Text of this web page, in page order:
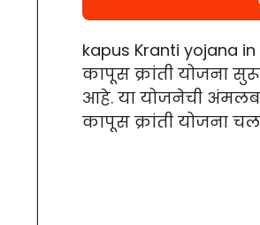
kapus Kranti yojana
कापूस क्रांती योजना
आहे. या योजनेची
कापूस क्रांती योजना